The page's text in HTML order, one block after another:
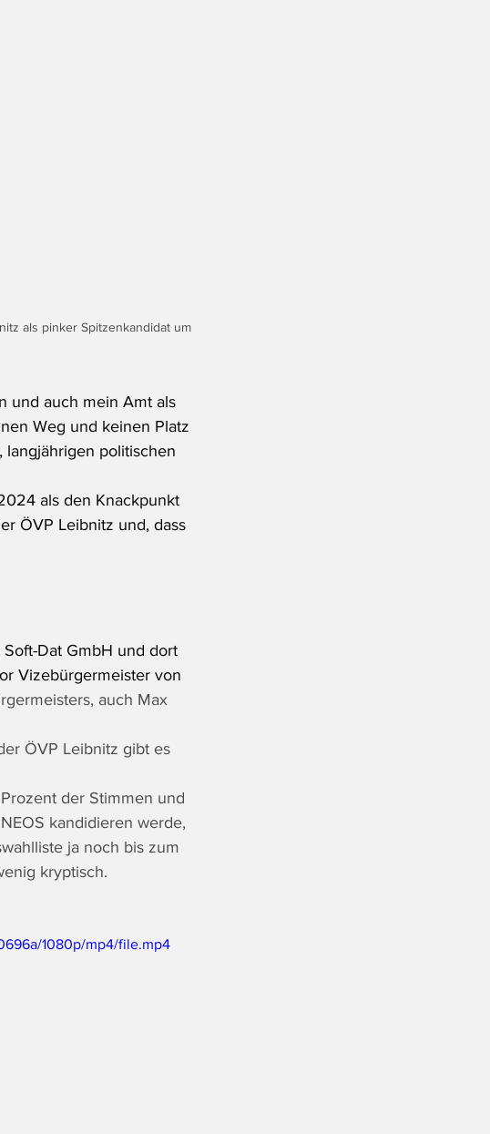
als pinker Spitzenkandidat um
und auch mein Amt als
Weg und keinen Platz
langjährigen politischen
als den Knackpunkt
ÖVP Leibnitz und, dass
Dat GmbH und dort
Vizebürgermeister von
auch Max
ÖVP Leibnitz gibt es
der Stimmen und
kandidieren werde,
ja noch bis zum
kryptisch.
1080p/mp4/file.mp4